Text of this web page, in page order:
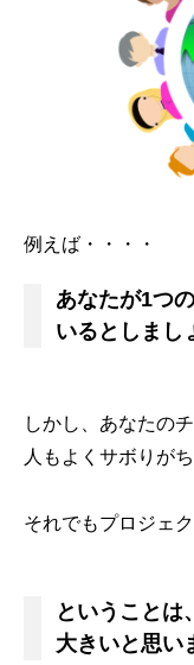
例えば・・・・
あなたが1つ
いるとしまし
しかし、あなたの
人もよくサボりが
それでもプロジェ
ということは
大きいと思い